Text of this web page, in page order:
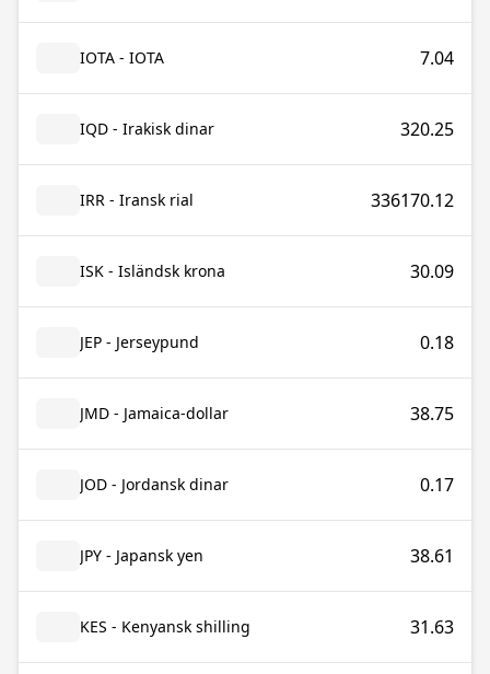
IOTA - IOTA 7.04
IQD - Irakisk dinar 320.25
IRR - Iransk rial 336170.12
ISK - Isländsk krona 30.09
JEP - Jerseypund 0.18
JMD - Jamaica-dollar 38.75
JOD - Jordansk dinar 0.17
JPY - Japansk yen 38.61
KES - Kenyansk shilling 31.63